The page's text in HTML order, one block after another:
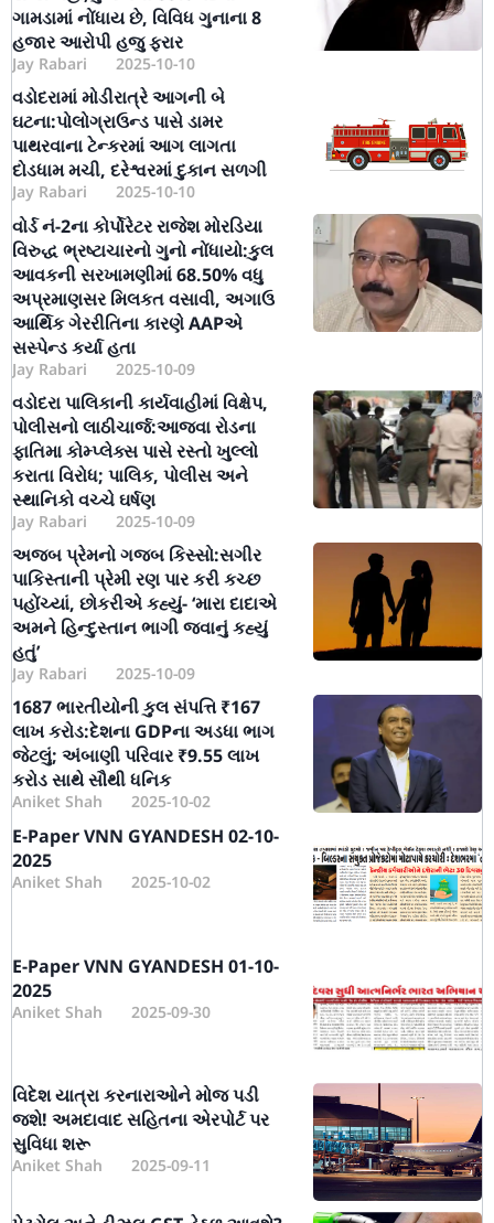
ગામડામાં નોંધાય છે, વિવિધ ગુનાના 8
હજાર આરોપી હજુ ફરાર
Jay Rabari 2025-10-10
વડોદરામાં મોડીરાત્રે આગની બે
ઘટના:પોલોગ્રાઉન્ડ પાસે ડામર
પાથરવાના ટેન્કરમાં આગ લાગતા
દોડધામ મચી, દરેશ્વરમાં દુકાન સળગી
Jay Rabari 2025-10-10
વોર્ડ નં-2ના કોર્પોરેટર રાજેશ મોરડિયા
વિરુદ્ધ ભ્રષ્ટાચારનો ગુનો નોંધાયો:કુલ
આવકની સરખામણીમાં 68.50% વધુ
અપ્રમાણસર મિલકત વસાવી, અગાઉ
આર્થિક ગેરરીતિના કારણે AAPએ
સસ્પેન્ડ કર્યા હતા
Jay Rabari 2025-10-09
વડોદરા પાલિકાની કાર્યવાહીમાં વિક્ષેપ,
પોલીસનો લાઠીચાર્જ:આજવા રોડના
ફાતિમા કોમ્પ્લેક્સ પાસે રસ્તો ખુલ્લો
કરાતા વિરોધ; પાલિક, પોલીસ અને
સ્થાનિકો વચ્ચે ઘર્ષણ
Jay Rabari 2025-10-09
અજબ પ્રેમનો ગજબ કિસ્સો:સગીર
પાકિસ્તાની પ્રેમી રણ પાર કરી કચ્છ
પહોંચ્યાં, છોકરીએ કહ્યું- ‘મારા દાદાએ
અમને હિન્દુસ્તાન ભાગી જવાનું કહ્યું
હતું’
Jay Rabari 2025-10-09
1687 ભારતીયોની કુલ સંપત્તિ ₹167
લાખ કરોડ:દેશના GDPના અડધા ભાગ
જેટલું; અંબાણી પરિવાર ₹9.55 લાખ
કરોડ સાથે સૌથી ધનિક
Aniket Shah 2025-10-02
E-Paper VNN GYANDESH 02-10-
2025
Aniket Shah 2025-10-02
E-Paper VNN GYANDESH 01-10-
2025
Aniket Shah 2025-09-30
વિદેશ યાત્રા કરનારાઓને મોજ પડી
જશે! અમદાવાદ સહિતના એરપોર્ટ પર
સુવિધા શરૂ
Aniket Shah 2025-09-11